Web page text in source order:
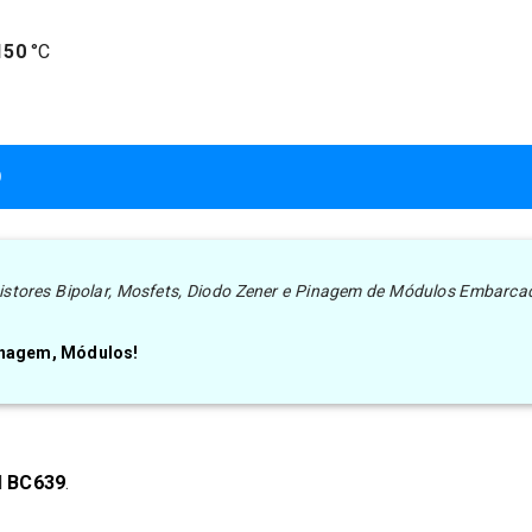
°C
Bipolar, Mosfets, Diodo Zener e Pinagem de Módulos
Módulos!
BC639.